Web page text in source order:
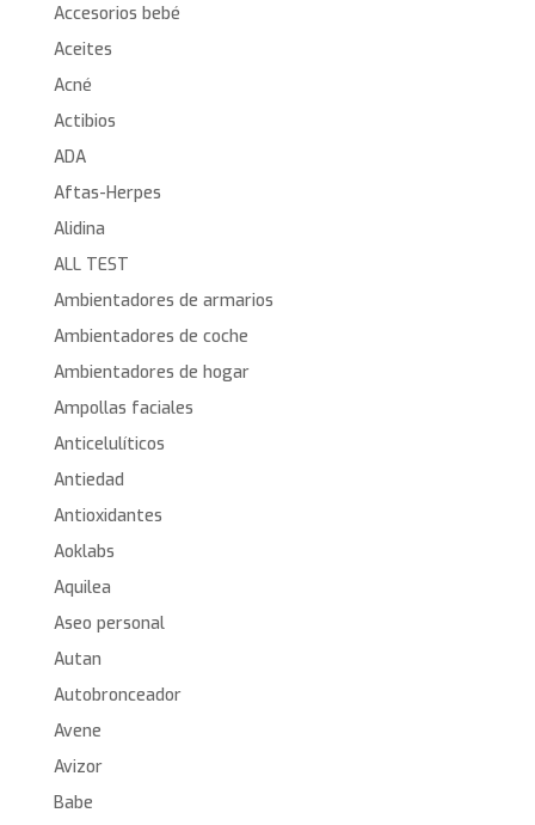
Accesorios bebé
Aceites
Acné
Actibios
ADA
Aftas-Herpes
Alidina
ALL TEST
Ambientadores de armarios
Ambientadores de coche
Ambientadores de hogar
Ampollas faciales
Anticelulíticos
Antiedad
Antioxidantes
Aoklabs
Aquilea
Aseo personal
Autan
Autobronceador
Avene
Avizor
Babe